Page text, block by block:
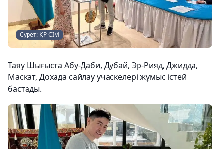
Сурет: ҚР СІМ
Таяу Шығыста Абу-Даби, Дубай, Эр-Рияд, Джидда,
Маскат, Дохада сайлау учаскелері жұмыс істей
бастады.